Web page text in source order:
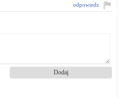
odpowiedz